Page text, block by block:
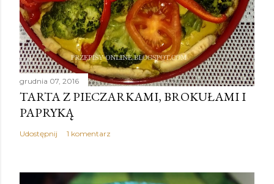
grudnia 07, 2016
TARTA Z PIECZARKAMI, BROKUŁAMI I
PAPRYKĄ
Udostępnij 1 komentarz